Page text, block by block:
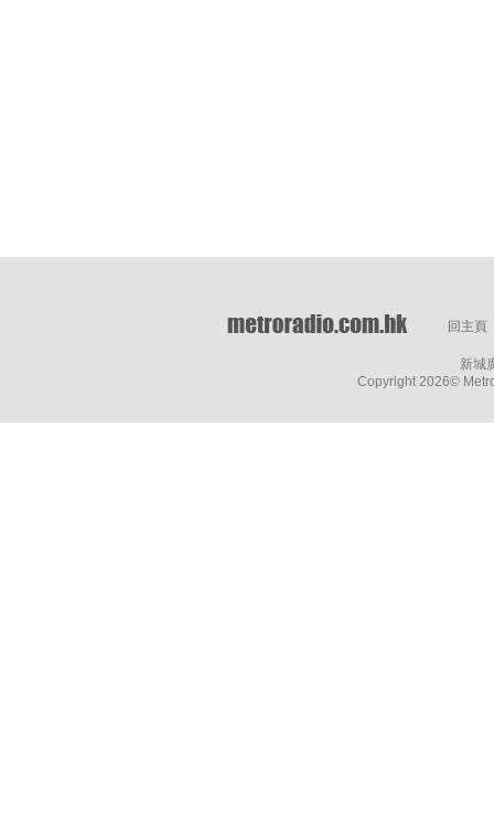
回主頁
新城
Copyright 2026©